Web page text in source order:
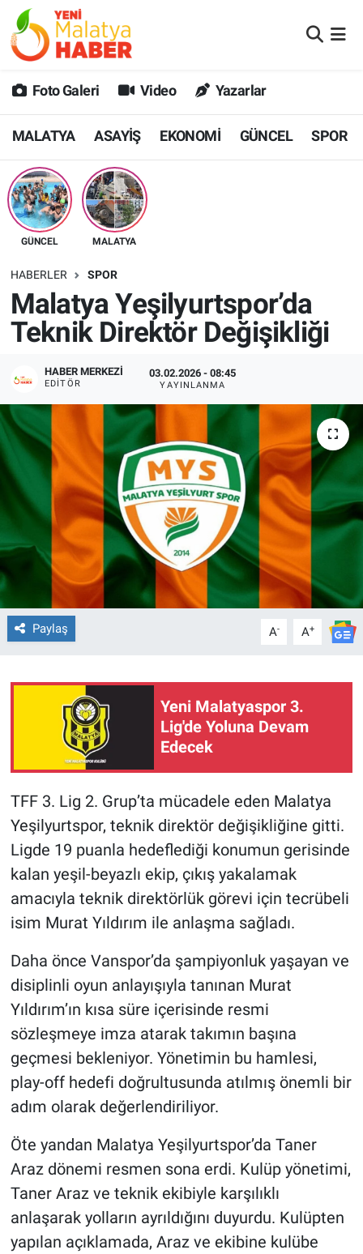
Foto Galeri Video Yazarlar
MALATYA ASAYİŞ EKONOMİ GÜNCEL SPOR
GÜNCEL MALATYA
HABERLER SPOR
Malatya Yeşilyurtspor’da
Teknik Direktör Değişikliği
HABER MERKEZI
EDITÖR
03.02.2026 - 08:45
YAYINLANMA
Paylaş A- A+
Yeni Malatyaspor 3.
Lig'de Yoluna Devam
Edecek
TFF 3. Lig 2. Grup’ta mücadele eden Malatya
Yeşilyurtspor, teknik direktör değişikliğine gitti.
Ligde 19 puanla hedeflediği konumun gerisinde
kalan yeşil-beyazlı ekip, çıkış yakalamak
amacıyla teknik direktörlük görevi için tecrübeli
isim Murat Yıldırım ile anlaşma sağladı.
Daha önce Vanspor’da şampiyonluk yaşayan ve
disiplinli oyun anlayışıyla tanınan Murat
Yıldırım’ın kısa süre içerisinde resmi
sözleşmeye imza atarak takımın başına
geçmesi bekleniyor. Yönetimin bu hamlesi,
play-off hedefi doğrultusunda atılmış önemli bir
adım olarak değerlendiriliyor.
Öte yandan Malatya Yeşilyurtspor’da Taner
Araz dönemi resmen sona erdi. Kulüp yönetimi,
Taner Araz ve teknik ekibiyle karşılıklı
anlaşarak yolların ayrıldığını duyurdu. Kulüpten
yapılan açıklamada, Araz ve ekibine kulübe
MALATYA
GÜNCEL
SPOR
SAĞLIK
DİĞER
EKONOMİ
Malatya Nöbetçi Eczaneler
MALATYA Namaz Vakitleri
Malatya Trafik Yoğunluk Haritası
Süper Lig Puan Durumu ve Fikstür
Tüm Manşetler
Son Dakika Haberleri